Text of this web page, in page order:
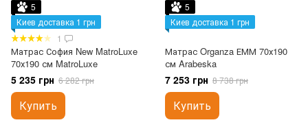
5
Киев доставка 1 грн
1
Матрас София New MatroLuxe
70х190 см MatroLuxe
5 235 грн 6 282 грн
Купить
5
Киев доставка 1 грн
Матрас Organza ЕММ 70х190
см Arabeska
7 253 грн 8 738 грн
Купить